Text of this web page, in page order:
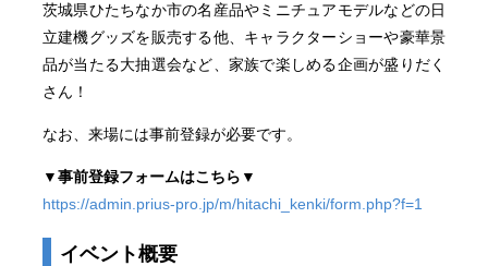
茨城県ひたちなか市の名産品やミニチュアモデルなどの日
立建機グッズを販売する他、キャラクターショーや豪華景
品が当たる大抽選会など、家族で楽しめる企画が盛りだく
さん！
なお、来場には事前登録が必要です。
▼事前登録フォームはこちら▼
https://admin.prius-pro.jp/m/hitachi_kenki/form.php?f=1
イベント概要